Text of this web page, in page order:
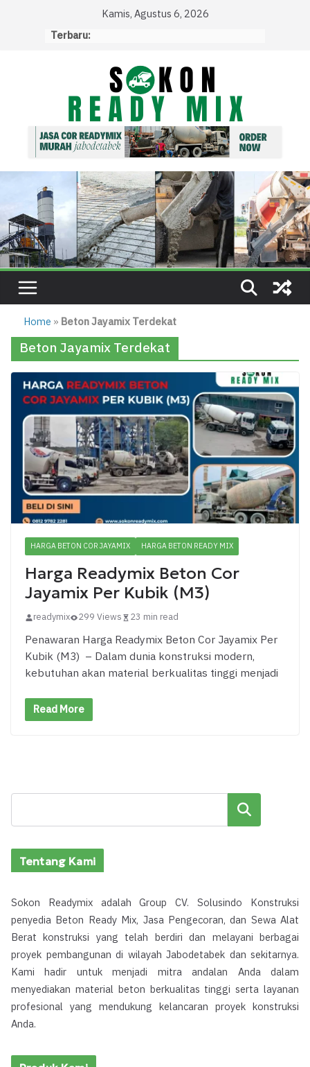
Kamis, Agustus 6, 2026
Terbaru:
Home » Beton Jayamix Terdekat
Beton Jayamix Terdekat
HARGA BETON COR JAYAMIX HARGA BETON READY MIX
Harga Readymix Beton Cor
Jayamix Per Kubik (M3)
readymix 299 Views 23 min read
Penawaran Harga Readymix Beton Cor Jayamix Per
Kubik (M3) – Dalam dunia konstruksi modern,
kebutuhan akan material berkualitas tinggi menjadi
Read More
Cari
Tentang Kami
Sokon Readymix adalah Group CV. Solusindo Konstruksi
penyedia Beton Ready Mix, Jasa Pengecoran, dan Sewa Alat
Berat konstruksi yang telah berdiri dan melayani berbagai
proyek pembangunan di wilayah Jabodetabek dan sekitarnya.
Kami hadir untuk menjadi mitra andalan Anda dalam
menyediakan material beton berkualitas tinggi serta layanan
profesional yang mendukung kelancaran proyek konstruksi
Anda.